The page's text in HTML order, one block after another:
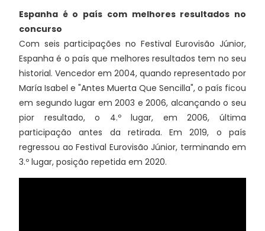
Espanha é o país com melhores resultados no
concurso
Com seis participações no Festival Eurovisão Júnior,
Espanha é o país que melhores resultados tem no seu
historial. Vencedor em 2004, quando representado por
María Isabel e "Antes Muerta Que Sencilla", o país ficou
em segundo lugar em 2003 e 2006, alcançando o seu
pior resultado, o 4.º lugar, em 2006, última
participação antes da retirada. Em 2019, o país
regressou ao Festival Eurovisão Júnior, terminando em
3.º lugar, posição repetida em 2020.